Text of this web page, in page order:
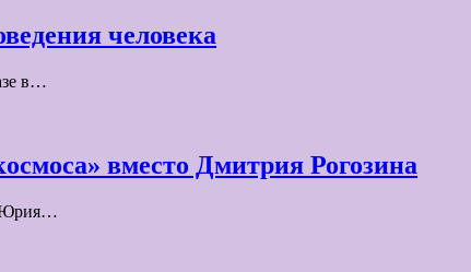
человека
в…
вместо Дмитрия Рогозина
Юрия…